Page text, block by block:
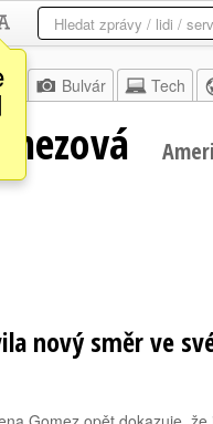
Bulvár Tech
nový směr ve